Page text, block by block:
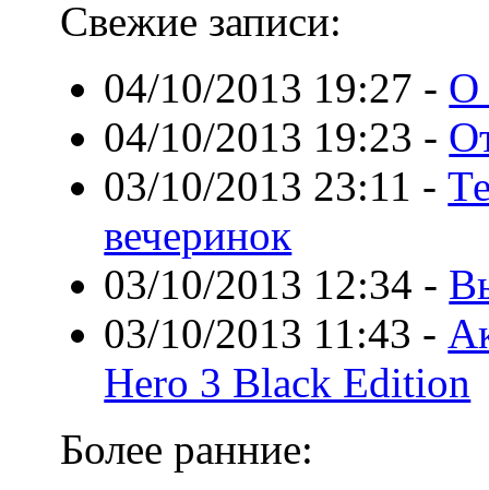
Свежие записи:
04/10/2013 19:27 - О
04/10/2013 19:23 -
03/10/2013 23:11 -
вечеринок
03/10/2013 12:34 -
03/10/2013 11:43 -
Hero 3 Black Edition
Более ранние: